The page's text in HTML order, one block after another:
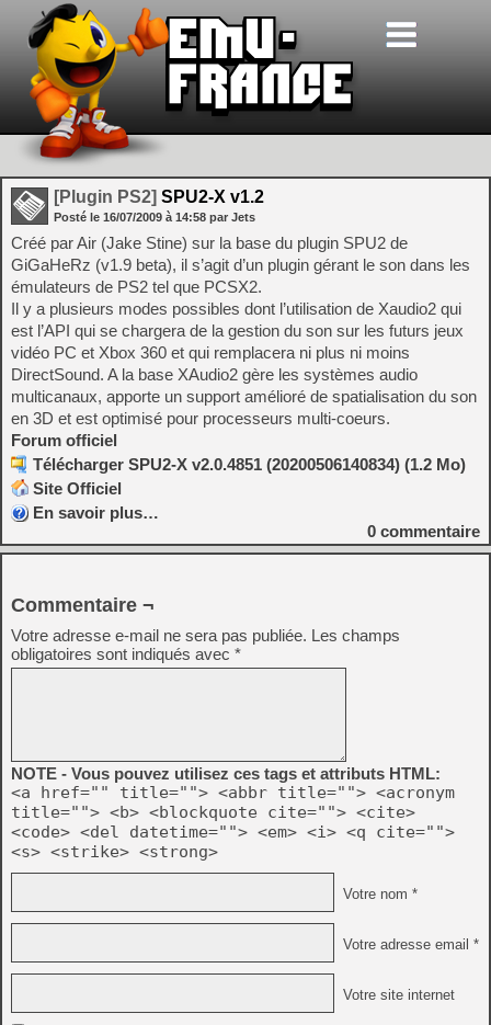
[Plugin PS2] SPU2-X v1.2
Posté le 16/07/2009 à 14:58 par Jets
Créé par Air (Jake Stine) sur la base du plugin SPU2 de
GiGaHeRz (v1.9 beta), il s’agit d’un plugin gérant le son dans les
émulateurs de PS2 tel que PCSX2.
Il y a plusieurs modes possibles dont l’utilisation de Xaudio2 qui
est l’API qui se chargera de la gestion du son sur les futurs jeux
vidéo PC et Xbox 360 et qui remplacera ni plus ni moins
DirectSound. A la base XAudio2 gère les systèmes audio
multicanaux, apporte un support amélioré de spatialisation du son
en 3D et est optimisé pour processeurs multi-coeurs.
Forum officiel
Télécharger SPU2-X v2.0.4851 (20200506140834) (1.2 Mo)
Site Officiel
En savoir plus…
0 commentaire
Commentaire ¬
Votre adresse e-mail ne sera pas publiée. Les champs
obligatoires sont indiqués avec *
NOTE - Vous pouvez utilisez ces tags et attributs HTML:
<a href="" title=""> <abbr title=""> <acronym
title=""> <b> <blockquote cite=""> <cite>
<code> <del datetime=""> <em> <i> <q cite="">
<s> <strike> <strong>
Votre nom *
Votre adresse email *
Votre site internet